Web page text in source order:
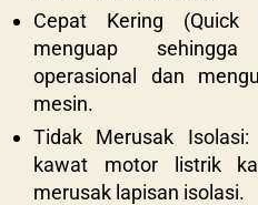
Cepat Kering (Quick
menguap
operasional dan
mesin.
Tidak Merusak
kawat motor listrik
merusak lapisan isolasi.